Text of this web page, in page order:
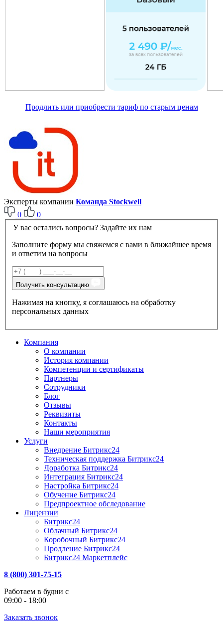
Продлить или приобрести тариф по старым ценам
Эксперты компании Команда Stockwell
0
0
У вас остались вопросы? Задайте их нам
Заполните форму мы свяжемся с вами в ближайшее время
и ответим на вопросы
Получить консультацию
Нажимая на кнопку, я соглашаюсь на обработку
персональных данных
Компания
О компании
История компании
Компетенции и сертификаты
Партнеры
Сотрудники
Блог
Отзывы
Реквизиты
Контакты
Наши мероприятия
Услуги
Внедрение Битрикс24
Техническая поддержка Битрикс24
Доработка Битрикс24
Интеграция Битрикс24
Настройка Битрикс24
Обучение Битрикс24
Предпроектное обследование
Лицензии
Битрикс24
Облачный Битрикс24
Коробочный Битрикс24
Продление Битрикс24
Битрикс24 Маркетплейс
8 (800) 301-75-15
Работаем в будни с
09:00 - 18:00
Заказать звонок